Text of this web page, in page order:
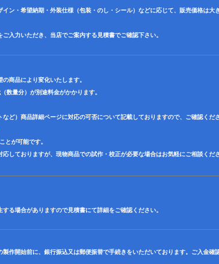
ン・希望納期・外装仕様（包装・のし・シール）などに応じて、販売価格は大
入力いただき、当店でご案内する見積書でご確認下さい。
商品により変化いたします。
数量分）が別途料金がかかります。
ど）商品詳細ページに対応の可否について記載しておりますので、ご確認くださ
とが可能です。
しておりますが、現物商品での試作・校正が必要な場合はお気軽にご相談くださ
る場合がありますので見積書にて詳細をご確認ください。
作開始前に、銀行振込又は郵便振替で手続きをいただいております。ご入金確